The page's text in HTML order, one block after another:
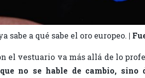
sabe a qué sabe el oro europeo. |
el vestuario va más allá de lo
no se hable de cambio, sino